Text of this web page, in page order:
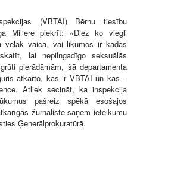
(VBTAI) Bērnu tiesību
Millere piekrīt: «Diez ko viegli
vēlāk vaicā, vai likumos ir kādas
lai nepilngadīgo seksuālās
pierādāmām, šā departamenta
atkārto, kas ir VBTAI un kas –
Atliek secināt, ka inspekcija
pašreiz spēkā esošajos
žurnāliste saņem ieteikumu
Ģenerālprokuratūrā.